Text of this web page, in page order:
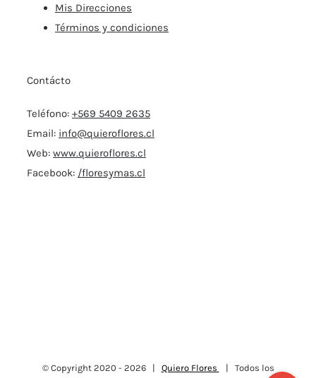
Mis Direcciones
Términos y condiciones
Contácto
Teléfono: +569 5409 2635
Email: info@quieroflores.cl
Web: www.quieroflores.cl
Facebook: /floresymas.cl
© Copyright 2020 - 2026 | Quiero Flores | Todos los